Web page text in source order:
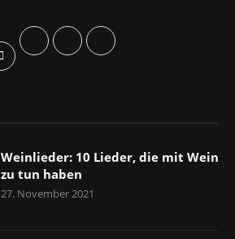
Weinlieder: 10 Lieder, die mit Wein
zu tun haben
27. November 2021